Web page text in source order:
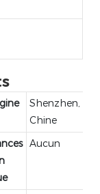
Shenzhen,
Chine
Aucun